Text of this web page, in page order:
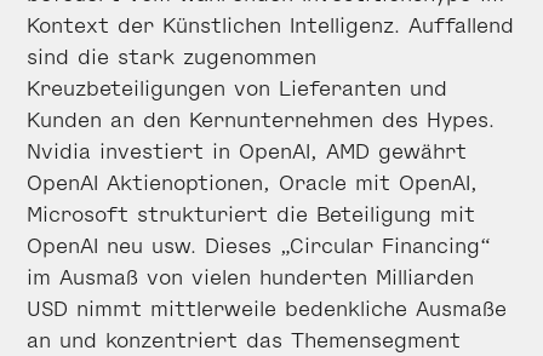
Kontext der Künstlichen Intelligenz. Auffallend
sind die stark zugenommen
Kreuzbeteiligungen von Lieferanten und
Kunden an den Kernunternehmen des Hypes.
Nvidia investiert in OpenAI, AMD gewährt
OpenAI Aktienoptionen, Oracle mit OpenAI,
Microsoft strukturiert die Beteiligung mit
OpenAI neu usw. Dieses „Circular Financing“
im Ausmaß von vielen hunderten Milliarden
USD nimmt mittlerweile bedenkliche Ausmaße
an und konzentriert das Themensegment